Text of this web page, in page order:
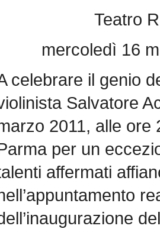
Teatro
mercoledì 16
celebrare il genio
Salvatore
2011, alle ore
per un
affermati